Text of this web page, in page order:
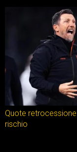
Quote
rischio